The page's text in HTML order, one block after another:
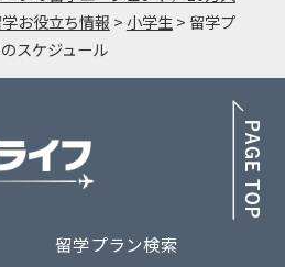
お役立ち情報 > 小学生> 留学プ
スケジュール
留学プラン検索